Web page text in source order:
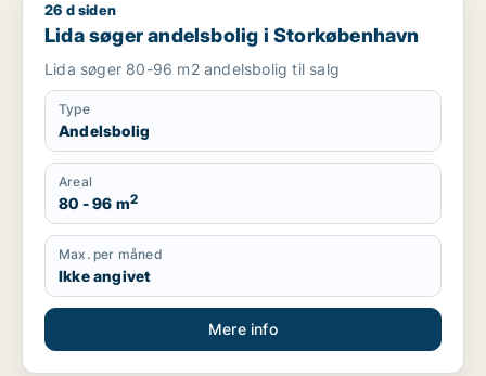
Lida søger andelsbolig i Storkøbenhavn
26 d siden
Lida søger andelsbolig i Storkøbenhavn
Lida søger 80-96 m2 andelsbolig til salg
Type
Andelsbolig
Areal
80 - 96 m2
Max. per måned
Ikke angivet
Mere info